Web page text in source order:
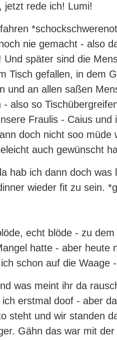
jetzt rede ich! Lumi!
nie gemacht - also
Und später sind die
Tisch gefallen, in dem
und an allen saßen
also so
Fraulis - Caius und
doch nicht soo müde
auch gewünscht
hab ich dann doch was
wieder fit zu sein.
echt blöde - zu
hatte - aber heute
schon auf die Waage
was meint ihr da
erstmal doof - aber
steht und wir standen
Gähn das war mit